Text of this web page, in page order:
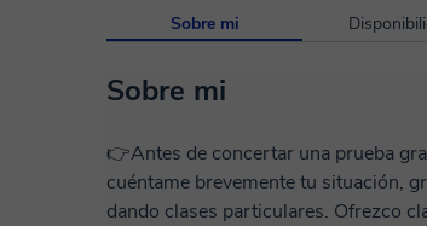
Sobre mi
Sobre mi
👉Antes de concertar una prueba
cuéntame brevemente tu situación, gracias!👈 Físico y Matemático con 10
dando clases particulares. Ofrezco